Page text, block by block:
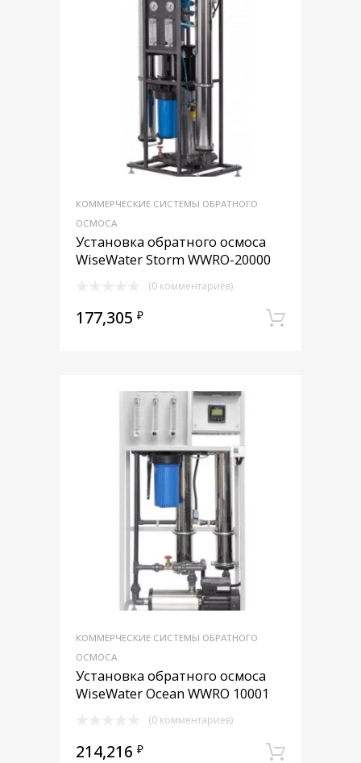
КОММЕРЧЕСКИЕ СИСТЕМЫ ОБРАТНОГО
ОСМОСА
Установка обратного осмоса
WiseWater Storm WWRO-20000
(0 комментариев)
177,305 ₽
КОММЕРЧЕСКИЕ СИСТЕМЫ ОБРАТНОГО
ОСМОСА
Установка обратного осмоса
WiseWater Ocean WWRO 10001
(0 комментариев)
214,216 ₽